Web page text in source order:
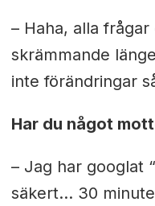
– Haha, alla
skrämmande
inte förändringar
Har du något
– Jag har googlat
säkert… 30